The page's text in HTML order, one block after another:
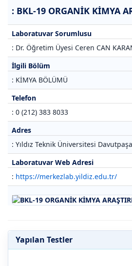
: BKL-19 ORGANİK KİMYA
Laboratuvar Sorumlusu
: Dr. Öğretim Üyesi Ceren CAN
İlgili Bölüm
: KİMYA BÖLÜMÜ
Telefon
: 0 (212) 383 8033
Adres
: Yıldız Teknik Üniversitesi
Laboratuvar Web Adresi
: https://merkezlab.yildiz.edu.tr/
Yapılan Testler